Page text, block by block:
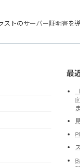
ストのサーバー証明書を
最